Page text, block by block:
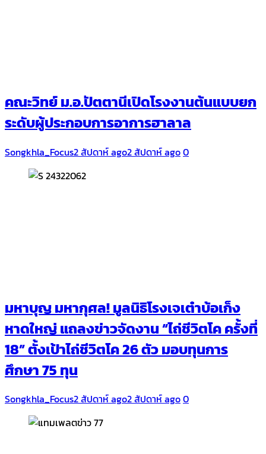
คณะวิทย์ ม.อ.ปัตตานีเปิดโรงงานต้นแบบยก
ระดับผู้ประกอบการอาการฮาลาล
Songkhla_Focus2 สัปดาห์ ago2 สัปดาห์ ago0
มหาบุญ มหากุศล! มูลนิธิโรงเจเต๋าบ้อเก็ง
หาดใหญ่ แถลงข่าวจัดงาน “ไถ่ชีวิตโค ครั้งที่
18” ตั้งเป้าไถ่ชีวิตโค 26 ตัว มอบทุนการ
ศึกษา 75 ทุน
Songkhla_Focus2 สัปดาห์ ago2 สัปดาห์ ago0